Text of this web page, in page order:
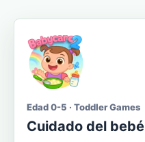
Edad 0-5 · Toddler Games
Cuidado del bebé